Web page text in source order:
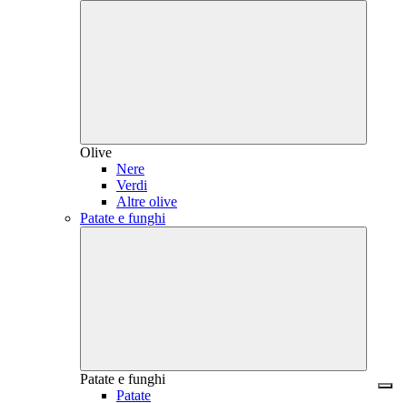
Olive
Nere
Verdi
Altre olive
Patate e funghi
Patate e funghi
Patate